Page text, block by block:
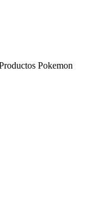
Pokemon